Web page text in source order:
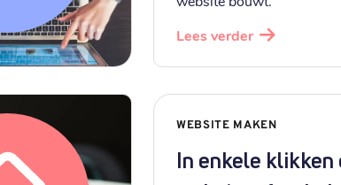
Lees verder
WEBSITE MAKEN
In enkele klikken